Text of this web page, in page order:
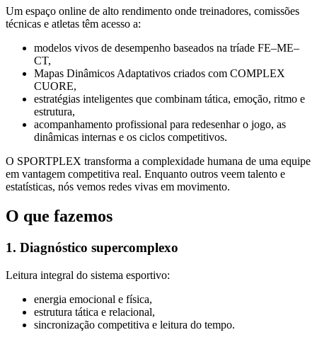
Um espaço online de alto rendimento onde treinadores, comissões
técnicas e atletas têm acesso a:
modelos vivos de desempenho baseados na tríade FE–ME–
CT,
Mapas Dinâmicos Adaptativos criados com COMPLEX
CUORE,
estratégias inteligentes que combinam tática, emoção, ritmo e
estrutura,
acompanhamento profissional para redesenhar o jogo, as
dinâmicas internas e os ciclos competitivos.
O SPORTPLEX transforma a complexidade humana de uma equipe
em vantagem competitiva real. Enquanto outros veem talento e
estatísticas, nós vemos redes vivas em movimento.
O que fazemos
1. Diagnóstico supercomplexo
Leitura integral do sistema esportivo:
energia emocional e física,
estrutura tática e relacional,
sincronização competitiva e leitura do tempo.